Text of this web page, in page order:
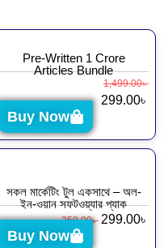
Pre-Written 1 Crore
Articles Bundle
1,499.00৳
299.00৳
Buy Now
সকল মার্কেটিং টুল একসাথে – অল-
ইন-ওয়ান সফটওয়্যার প্যাক
359.00৳ 299.00৳
Buy Now